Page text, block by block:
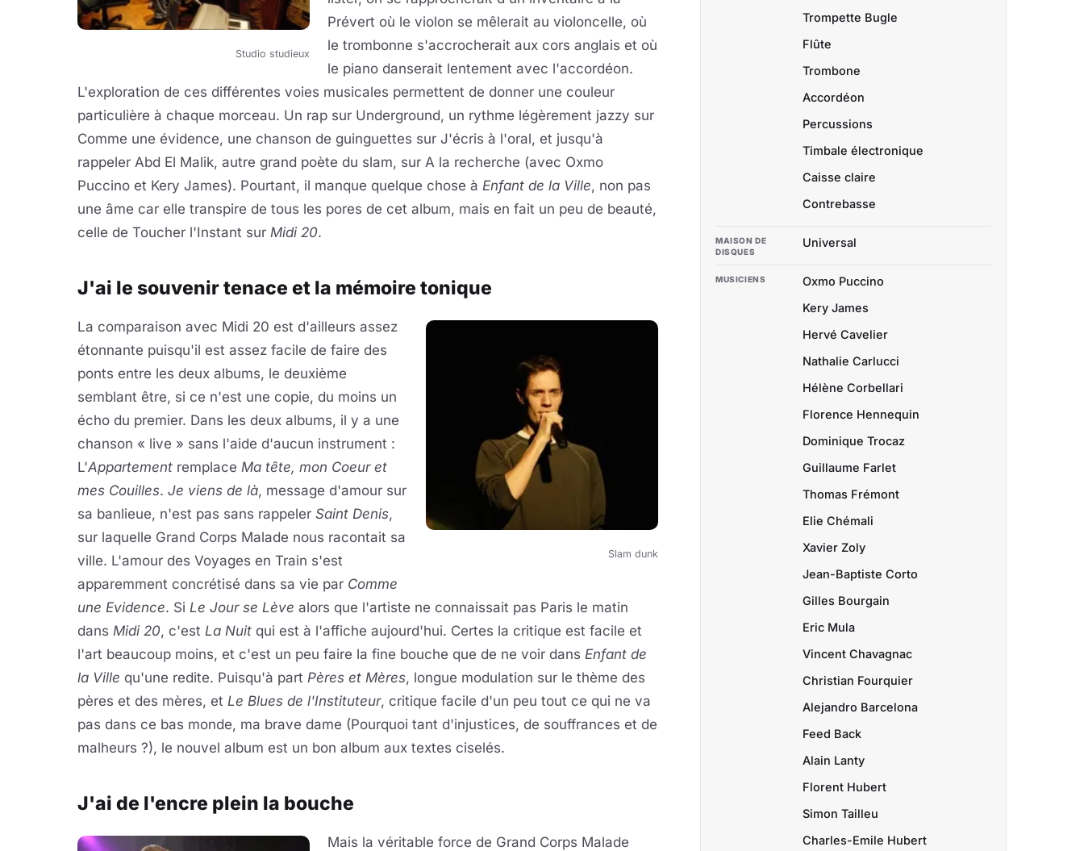
Studio studieux
Prévert où le violon se mêlerait au violoncelle, où
le trombonne s'accrocherait aux cors anglais et où
le piano danserait lentement avec l'accordéon.
L'exploration de ces différentes voies musicales permettent de donner une couleur
particulière à chaque morceau. Un rap sur Underground, un rythme légèrement jazzy sur
Comme une évidence, une chanson de guinguettes sur J'écris à l'oral, et jusqu'à
rappeler Abd El Malik, autre grand poète du slam, sur A la recherche (avec Oxmo
Puccino et Kery James). Pourtant, il manque quelque chose à Enfant de la Ville, non pas
une âme car elle transpire de tous les pores de cet album, mais en fait un peu de beauté,
celle de Toucher l'Instant sur Midi 20.
J'ai le souvenir tenace et la mémoire tonique
Slam dunk
La comparaison avec Midi 20 est d'ailleurs assez
étonnante puisqu'il est assez facile de faire des
ponts entre les deux albums, le deuxième
semblant être, si ce n'est une copie, du moins un
écho du premier. Dans les deux albums, il y a une
chanson « live » sans l'aide d'aucun instrument :
L'Appartement remplace Ma tête, mon Coeur et
mes Couilles. Je viens de là, message d'amour sur
sa banlieue, n'est pas sans rappeler Saint Denis,
sur laquelle Grand Corps Malade nous racontait sa
ville. L'amour des Voyages en Train s'est
apparemment concrétisé dans sa vie par Comme
une Evidence. Si Le Jour se Lève alors que l'artiste ne connaissait pas Paris le matin
dans Midi 20, c'est La Nuit qui est à l'affiche aujourd'hui. Certes la critique est facile et
l'art beaucoup moins, et c'est un peu faire la fine bouche que de ne voir dans Enfant de
la Ville qu'une redite. Puisqu'à part Pères et Mères, longue modulation sur le thème des
pères et des mères, et Le Blues de l'Instituteur, critique facile d'un peu tout ce qui ne va
pas dans ce bas monde, ma brave dame (Pourquoi tant d'injustices, de souffrances et de
malheurs ?), le nouvel album est un bon album aux textes ciselés.
J'ai de l'encre plein la bouche
Mais la véritable force de Grand Corps Malade
Trompette Bugle
Flûte
Trombone
Accordéon
Percussions
Timbale électronique
Caisse claire
Contrebasse
MAISON DE
DISQUES
Universal
MUSICIENS
Oxmo Puccino
Kery James
Hervé Cavelier
Nathalie Carlucci
Hélène Corbellari
Florence Hennequin
Dominique Trocaz
Guillaume Farlet
Thomas Frémont
Elie Chémali
Xavier Zoly
Jean-Baptiste Corto
Gilles Bourgain
Eric Mula
Vincent Chavagnac
Christian Fourquier
Alejandro Barcelona
Feed Back
Alain Lanty
Florent Hubert
Simon Tailleu
Charles-Emile Hubert